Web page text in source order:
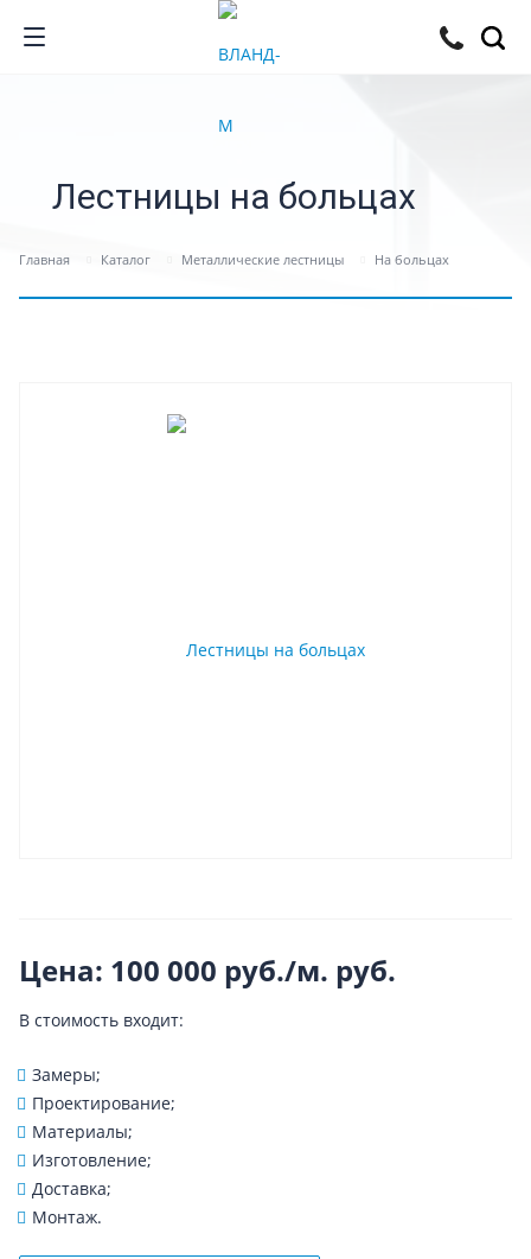
Лестницы на больцах
Главная Каталог Металлические лестницы На больцах
Цена: 100 000 руб./м. руб.
В стоимость входит:
Замеры;
Проектирование;
Материалы;
Изготовление;
Доставка;
Монтаж.